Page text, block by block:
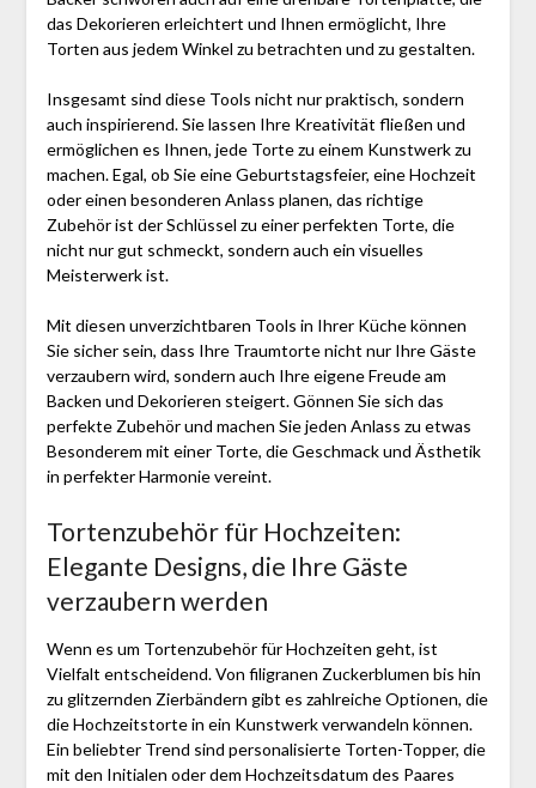
das Dekorieren erleichtert und Ihnen ermöglicht, Ihre
Torten aus jedem Winkel zu betrachten und zu gestalten.
Insgesamt sind diese Tools nicht nur praktisch, sondern
auch inspirierend. Sie lassen Ihre Kreativität fließen und
ermöglichen es Ihnen, jede Torte zu einem Kunstwerk zu
machen. Egal, ob Sie eine Geburtstagsfeier, eine Hochzeit
oder einen besonderen Anlass planen, das richtige
Zubehör ist der Schlüssel zu einer perfekten Torte, die
nicht nur gut schmeckt, sondern auch ein visuelles
Meisterwerk ist.
Mit diesen unverzichtbaren Tools in Ihrer Küche können
Sie sicher sein, dass Ihre Traumtorte nicht nur Ihre Gäste
verzaubern wird, sondern auch Ihre eigene Freude am
Backen und Dekorieren steigert. Gönnen Sie sich das
perfekte Zubehör und machen Sie jeden Anlass zu etwas
Besonderem mit einer Torte, die Geschmack und Ästhetik
in perfekter Harmonie vereint.
Tortenzubehör für Hochzeiten:
Elegante Designs, die Ihre Gäste
verzaubern werden
Wenn es um Tortenzubehör für Hochzeiten geht, ist
Vielfalt entscheidend. Von filigranen Zuckerblumen bis hin
zu glitzernden Zierbändern gibt es zahlreiche Optionen, die
die Hochzeitstorte in ein Kunstwerk verwandeln können.
Ein beliebter Trend sind personalisierte Torten-Topper, die
mit den Initialen oder dem Hochzeitsdatum des Paares